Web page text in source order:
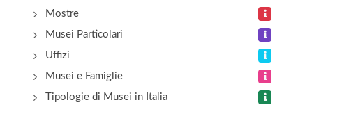
Mostre
Musei Particolari
Uffizi
Musei e Famiglie
Tipologie di Musei in Italia